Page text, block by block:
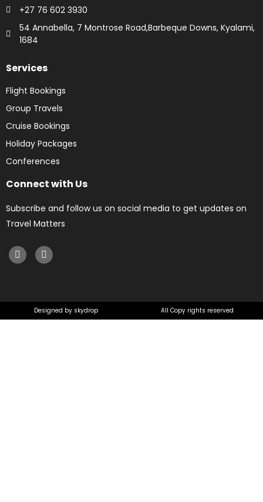
+27 76 602 3930
54 Annabella, 7 Montrose Road,Barbeque Downs, Kyalami,
1684
Services
Flight Bookings
Group Travels
Cruise Bookings
Holiday Packages
Conferences
Connect with Us
Subscribe and follow us on social media to get updates on
Travel Matters
Designed by skydrop All Copy rights reserved